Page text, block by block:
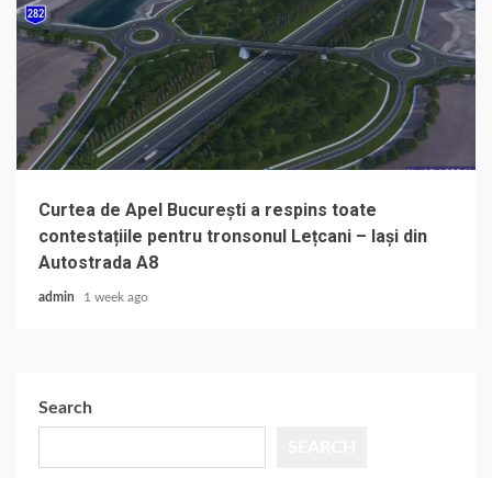
Curtea de Apel București a respins toate
contestațiile pentru tronsonul Lețcani – Iași din
Autostrada A8
admin 1 week ago
Search